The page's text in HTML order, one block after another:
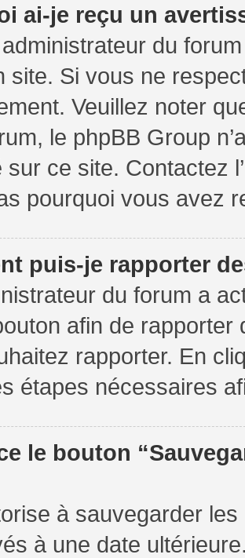
ai-je reçu un
du
site. Si vous ne
Veuillez noter
le phpBB Group
sur ce site. Contactez
pourquoi vous avez
puis-je rapporter
du forum a
afin de
rapporter. En
étapes nécessaires
le bouton
à sauvegarder
à une date